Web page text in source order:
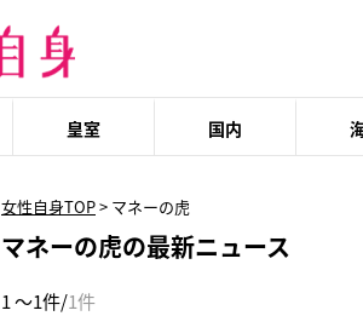
皇室 国内
女性自身TOP> マネーの虎
マネーの虎の最新ニュース
1 ～1件/1件